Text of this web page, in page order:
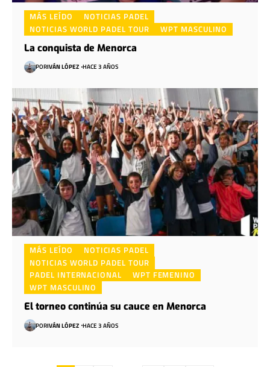
MÁS LEÍDO
NOTICIAS PADEL
NOTICIAS WORLD PADEL TOUR
WPT MASCULINO
La conquista de Menorca
PORIVÁN LÓPEZ HACE 3 AÑOS
MÁS LEÍDO
NOTICIAS PADEL
NOTICIAS WORLD PADEL TOUR
PADEL INTERNACIONAL
WPT FEMENINO
WPT MASCULINO
El torneo continúa su cauce en Menorca
PORIVÁN LÓPEZ HACE 3 AÑOS